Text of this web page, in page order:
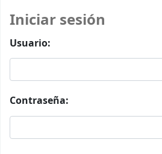
Iniciar sesión
Usuario:
Contraseña: